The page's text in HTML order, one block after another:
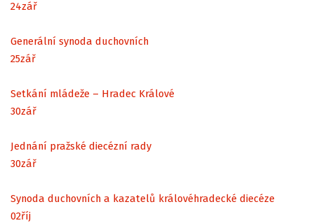
24zář
Generální synoda duchovních
25zář
Setkání mládeže – Hradec Králové
30zář
Jednání pražské diecézní rady
30zář
Synoda duchovních a kazatelů královéhradecké diecéze
02říj